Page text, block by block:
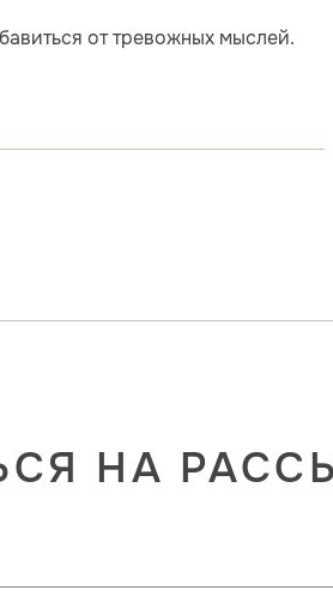
от тревожных мыслей.
НА